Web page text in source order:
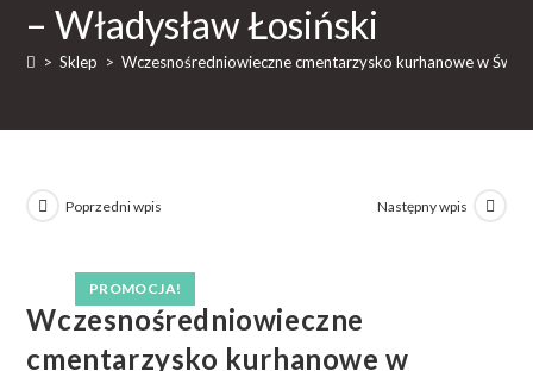
– Władysław Łosiński
> Sklep > Wczesnośredniowieczne cmentarzysko kurhanowe w
PROMOCJA!
Poprzedni wpis Następny wpis
Wczesnośredniowieczne
cmentarzysko kurhanowe w